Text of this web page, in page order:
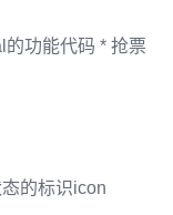
功能代码 * 抢票
的标识icon